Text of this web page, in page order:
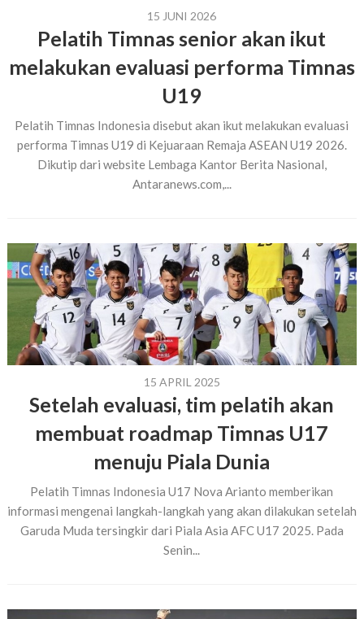
15 JUNI 2026
Pelatih Timnas senior akan ikut
melakukan evaluasi performa Timnas
U19
Pelatih Timnas Indonesia disebut akan ikut melakukan evaluasi
performa Timnas U19 di Kejuaraan Remaja ASEAN U19 2026.
Dikutip dari website Lembaga Kantor Berita Nasional,
Antaranews.com,...
15 APRIL 2025
Setelah evaluasi, tim pelatih akan
membuat roadmap Timnas U17
menuju Piala Dunia
Pelatih Timnas Indonesia U17 Nova Arianto memberikan
informasi mengenai langkah-langkah yang akan dilakukan setelah
Garuda Muda tersingkir dari Piala Asia AFC U17 2025. Pada
Senin...